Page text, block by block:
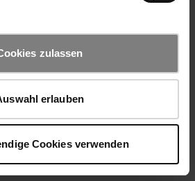
zulassen
erlauben
Cookies verwenden